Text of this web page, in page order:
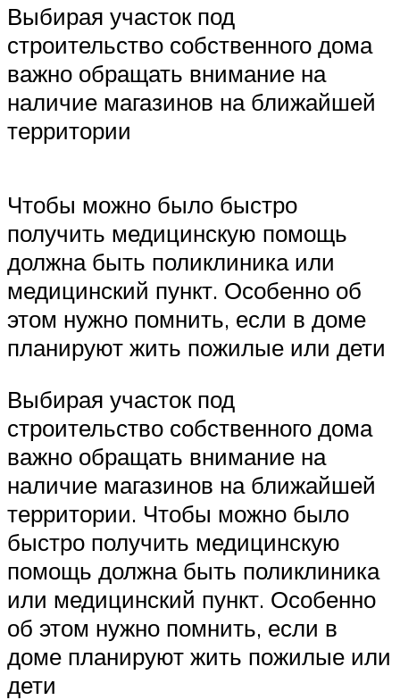
Выбирая участок под
строительство собственного дома
важно обращать внимание на
наличие магазинов на ближайшей
территории
Чтобы можно было быстро
получить медицинскую помощь
должна быть поликлиника или
медицинский пункт. Особенно об
этом нужно помнить, если в доме
планируют жить пожилые или дети
Выбирая участок под
строительство собственного дома
важно обращать внимание на
наличие магазинов на ближайшей
территории. Чтобы можно было
быстро получить медицинскую
помощь должна быть поликлиника
или медицинский пункт. Особенно
об этом нужно помнить, если в
доме планируют жить пожилые или
дети